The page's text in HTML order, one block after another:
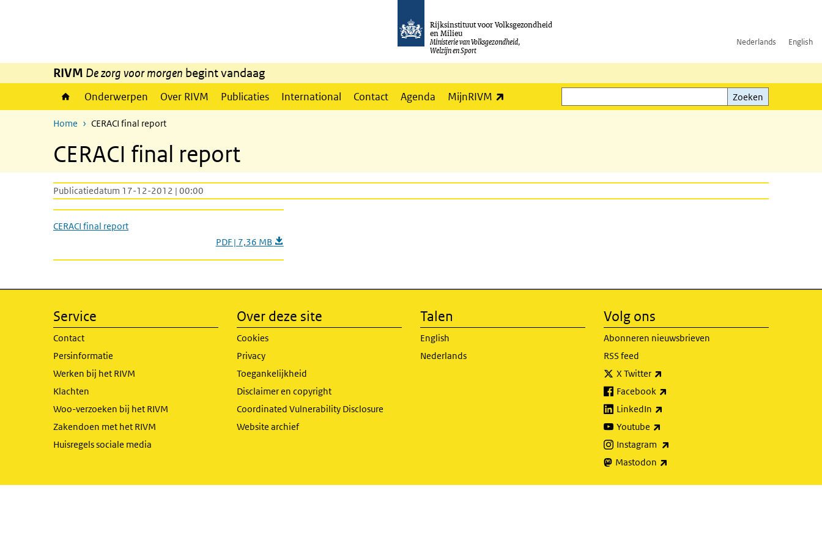
Rijksinstituut voor Volksgezondheid
en Milieu
Ministerie van Volksgezondheid,
Welzijn en Sport
Nederlands English
RIVM De zorg voor morgen begint vandaag
Onderwerpen Over RIVM Publicaties International Contact Agenda MijnRIVM
Zoeken
Zoeken
Home CERACI final report
CERACI final report
Publicatiedatum 17-12-2012 | 00:00
CERACI final report
PDF | 7,36 MB
Service
Contact
Persinformatie
Werken bij het RIVM
Klachten
Woo-verzoeken bij het RIVM
Zakendoen met het RIVM
Huisregels sociale media
Over deze site
Cookies
Privacy
Toegankelijkheid
Disclaimer en copyright
Coordinated Vulnerability Disclosure
Website archief
Talen
English
Nederlands
Volg ons
Abonneren nieuwsbrieven
RSS feed
X Twitter
Facebook
LinkedIn
Youtube
Instagram
Mastodon